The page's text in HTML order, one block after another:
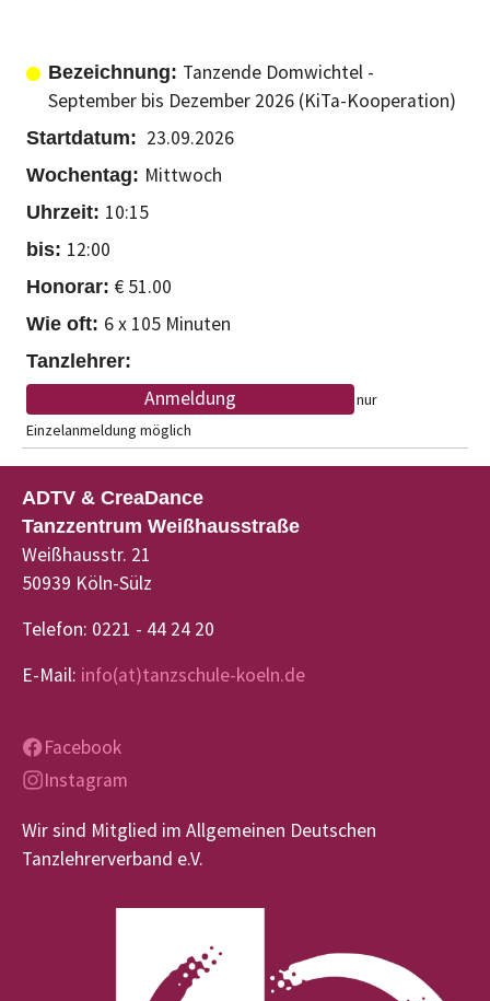
Tanzende Domwichtel -
September bis Dezember 2026 (KiTa-Kooperation)
23.09.2026
Mittwoch
10:15
12:00
€ 51.00
6 x 105 Minuten
Anmeldung
nur
Einzelanmeldung möglich
ADTV & CreaDance
Tanzzentrum Weißhausstraße
Weißhausstr. 21
50939 Köln-Sülz
Telefon: 0221 - 44 24 20
E-Mail: info(at)tanzschule-koeln.de
Facebook
Instagram
Wir sind Mitglied im Allgemeinen Deutschen
Tanzlehrerverband e.V.